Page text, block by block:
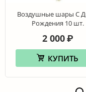
Воздушные шары С
Рождения 10 шт.
2 000 ₽
КУПИТЬ